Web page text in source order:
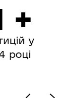
+
у
році